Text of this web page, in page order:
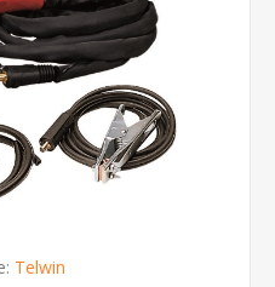
Telwin